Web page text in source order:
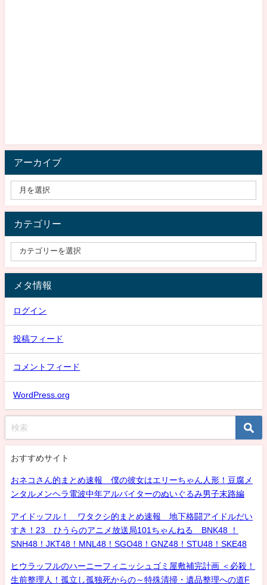
アーカイブ
カテゴリー
メタ情報
ログイン
投稿フィード
コメントフィード
WordPress.org
おすすめサイト
おネコさん的まとめ速報 僕の彼女はエリーちゃん人形！豆腐メ
ンタルメンヘラ電波中年アルバイターのぬいぐるみ男子末路編
アイドッフル！ ワタクシ的まとめ速報 地下格闘アイドルだい
すき！23 ひうらのアニメ放送局101ちゃんねる BNK48 ！
SNH48！JKT48！MNL48！SGO48！GNZ48！STU48！SKE48
ヒウラッフルのハーニーフィニッシュゴミ屋敷補完計画 ＜必殺！
生前整理人！孤立し孤独死からの～特殊清掃・遺品整理への道F